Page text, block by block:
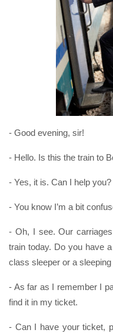
- Good evening, sir!
- Hello. Is this the train to
- Yes, it is. Can I help you?
- You know I’m a bit
- Oh, I see. Our
train today. Do you have
class sleeper or a
- As far as I remember I
find it in my ticket.
- Can I have your ticket,